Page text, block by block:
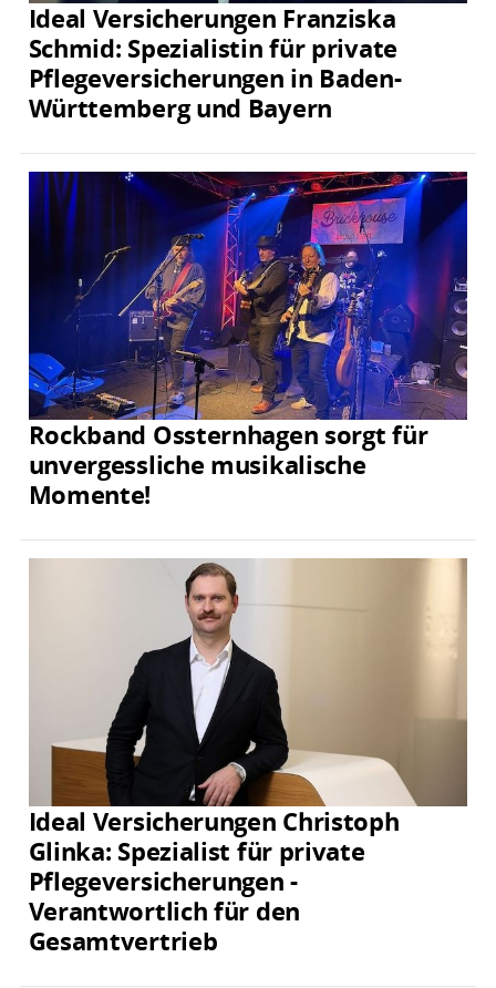
Ideal Versicherungen Franziska
Schmid: Spezialistin für private
Pflegeversicherungen in Baden-
Württemberg und Bayern
Rockband Ossternhagen sorgt für
unvergessliche musikalische
Momente!
Ideal Versicherungen Christoph
Glinka: Spezialist für private
Pflegeversicherungen -
Verantwortlich für den
Gesamtvertrieb